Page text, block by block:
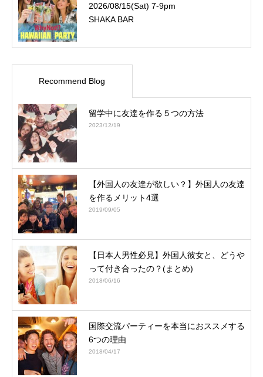
2026/08/15(Sat) 7-9pm
SHAKA BAR
Recommend Blog
留学中に友達を作る５つの方法
2023/12/19
【外国人の友達が欲しい？】外国人の友達
を作るメリット4選
2019/09/05
【日本人男性必見】外国人彼女と、どうや
って付き合ったの？(まとめ)
2018/06/16
国際交流パーティーを本当におススメする
6つの理由
2018/04/17